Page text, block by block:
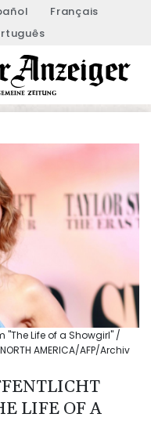
Français
"The Life of a Showgirl" /
AMERICA/AFP/Archiv
LIFE OF A